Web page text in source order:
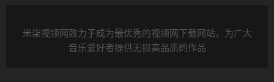
米柒视频网致力于成为最优秀的视频网下载网站，为广大
音乐爱好者提供无损高品质的作品